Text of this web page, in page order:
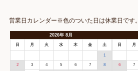
営業日カレンダー※色のついた日は休業日です。
2026年 8月
日 月 火 水 木 金 土
1
2 3 4 5 6 7 8
日 月
6 7